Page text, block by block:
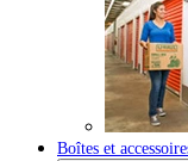
Boîtes et